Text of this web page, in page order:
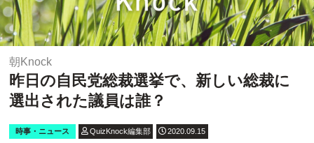
朝Knock
昨日の自民党総裁選挙で、新しい総裁に
選出された議員は誰？
時事・ニュース QuizKnock編集部 2020.09.15